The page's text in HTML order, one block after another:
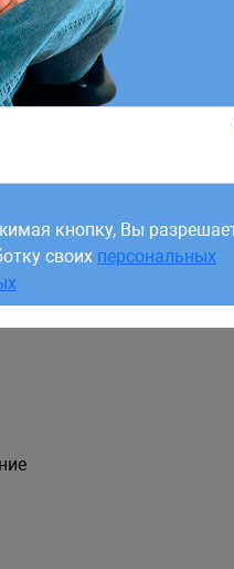
называются
на основе других
кнопку, Вы
кнопку, Вы
своих персональных